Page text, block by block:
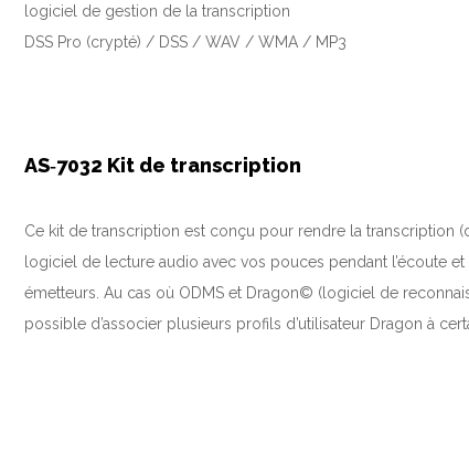
logiciel de gestion de la transcription
DSS Pro (crypté) / DSS / WAV / WMA / MP3
AS‑7032 Kit de transcription
Ce kit de transcription est conçu pour rendre la
logiciel de lecture audio avec vos pouces pendant l’écoute
émetteurs. Au cas où ODMS et Dragon© (logiciel de
possible d’associer plusieurs profils d’utilisateur Dragon à